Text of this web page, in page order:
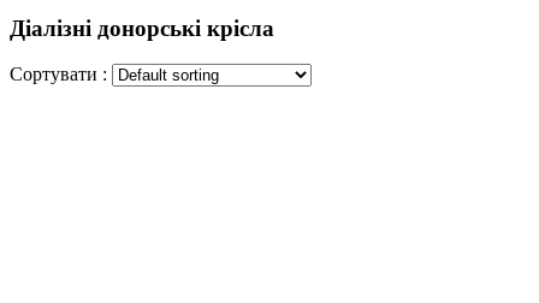
Діалізні донорські крісла
Сортувати :